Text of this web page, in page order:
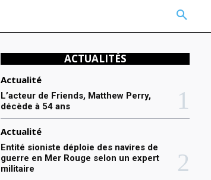
MORE
ACTUALITÉS
Actualité
L’acteur de Friends, Matthew Perry,
décède à 54 ans
Actualité
Entité sioniste déploie des navires de
guerre en Mer Rouge selon un expert
militaire